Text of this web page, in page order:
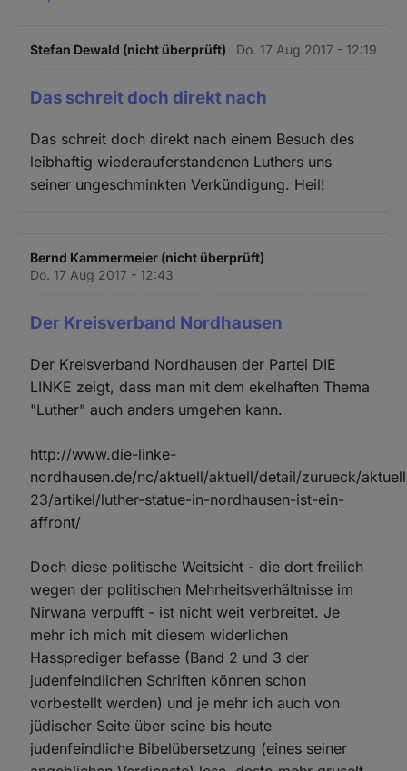
Stefan Dewald (nicht überprüft) Do. 17 Aug 2017 - 12:19
Das schreit doch direkt nach
Das schreit doch direkt nach einem Besuch des
leibhaftig wiederauferstandenen Luthers uns
seiner ungeschminkten Verkündigung. Heil!
Bernd Kammermeier (nicht überprüft)
Do. 17 Aug 2017 - 12:43
Der Kreisverband Nordhausen
Der Kreisverband Nordhausen der Partei DIE
LINKE zeigt, dass man mit dem ekelhaften Thema
"Luther" auch anders umgehen kann.
http://www.die-linke-
nordhausen.de/nc/aktuell/aktuell/detail/zurueck/
23/artikel/luther-statue-in-nordhausen-ist-ein-
affront/
Doch diese politische Weitsicht - die dort freilich
wegen der politischen Mehrheitsverhältnisse im
Nirwana verpufft - ist nicht weit verbreitet. Je
mehr ich mich mit diesem widerlichen
Hassprediger befasse (Band 2 und 3 der
judenfeindlichen Schriften können schon
vorbestellt werden) und je mehr ich auch von
jüdischer Seite über seine bis heute
judenfeindliche Bibelübersetzung (eines seiner